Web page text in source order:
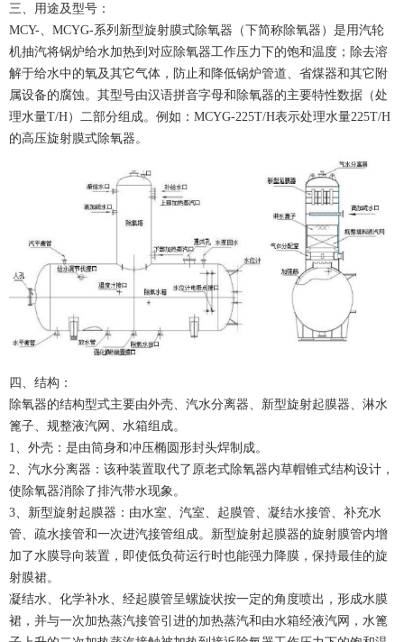
三、用途及型号：
MCY-、MCYG-系列新型旋射膜式除氧器（下简称除氧器）是用汽轮
机抽汽将锅炉给水加热到对应除氧器工作压力下的饱和温度；除去溶
解于给水中的氧及其它气体，防止和降低锅炉管道、省煤器和其它附
属设备的腐蚀。其型号由汉语拼音字母和除氧器的主要特性数据（处
理水量T/H）二部分组成。例如：MCYG-225T/H表示处理水量225T/H
的高压旋射膜式除氧器。
四、结构：
除氧器的结构型式主要由外壳、汽水分离器、新型旋射起膜器、淋水
篦子、规整液汽网、水箱组成。
1、外壳：是由筒身和冲压椭圆形封头焊制成。
2、汽水分离器：该种装置取代了原老式除氧器内草帽锥式结构设计，
使除氧器消除了排汽带水现象。
3、新型旋射起膜器：由水室、汽室、起膜管、凝结水接管、补充水
管、疏水接管和一次进汽接管组成。新型旋射起膜器的旋射膜管内增
加了水膜导向装置，即使低负荷运行时也能强力降膜，保持最佳的旋
射膜裙。
凝结水、化学补水、经起膜管呈螺旋状按一定的角度喷出，形成水膜
裙，并与一次加热蒸汽接管引进的加热蒸汽和由水箱经液汽网，水篦